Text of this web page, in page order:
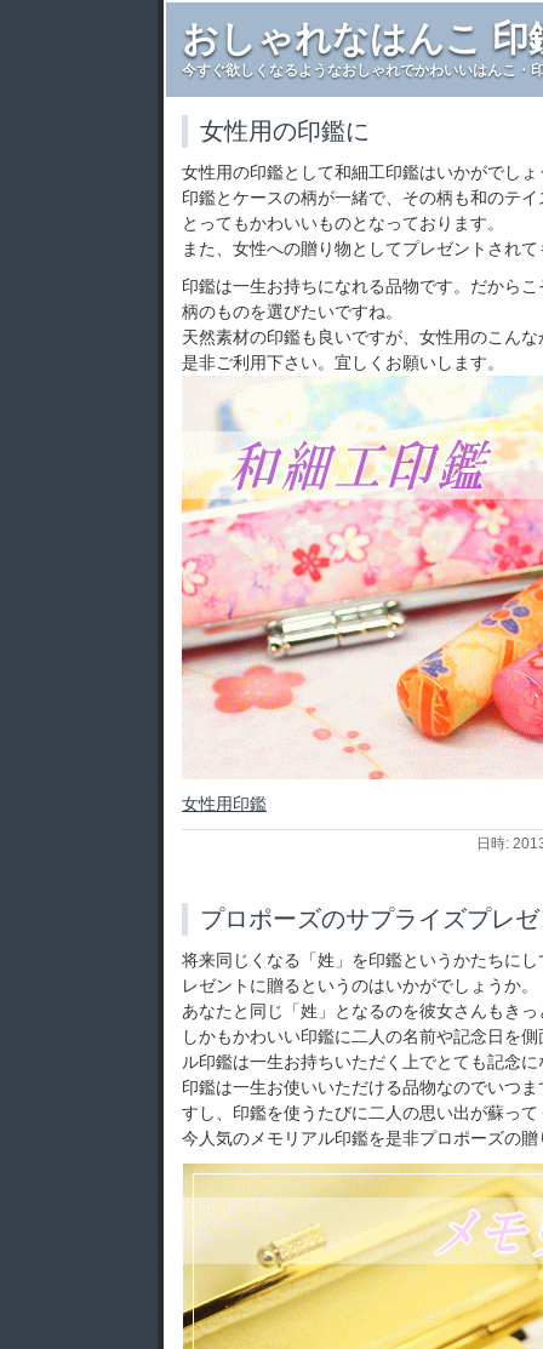
おしゃれなはんこ 印
今すぐ欲しくなるようなおしゃれでかわいいはんこ・
女性用の印鑑に
女性用の印鑑として和細工印鑑はいかがでしょ
印鑑とケースの柄が一緒で、その柄も和のテ
とってもかわいいものとなっております。
また、女性への贈り物としてプレゼントされ
印鑑は一生お持ちになれる品物です。だから
柄のものを選びたいですね。
天然素材の印鑑も良いですが、女性用のこん
是非ご利用下さい。宜しくお願いします。
女性用印鑑
日時:
プロポーズのサプライズプレ
将来同じくなる「姓」を印鑑というかたちに
レゼントに贈るというのはいかがでしょうか。
あなたと同じ「姓」となるのを彼女さんもき
しかもかわいい印鑑に二人の名前や記念日を
ル印鑑は一生お持ちいただく上でとても記念
印鑑は一生お使いいただける品物なのでいつ
すし、印鑑を使うたびに二人の思い出が蘇っ
今人気のメモリアル印鑑を是非プロポーズの